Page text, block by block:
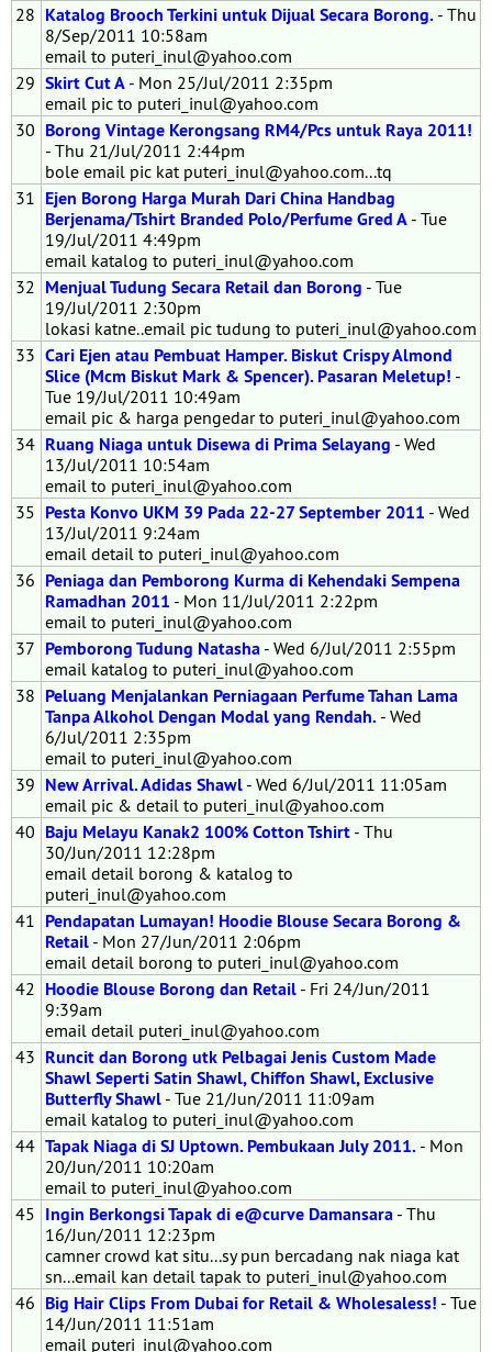
28 Katalog Brooch Terkini untuk Dijual Secara Borong. - Thu
8/Sep/2011 10:58am
email to puteri_inul@yahoo.com
29 Skirt Cut A - Mon 25/Jul/2011 2:35pm
email pic to puteri_inul@yahoo.com
30 Borong Vintage Kerongsang RM4/Pcs untuk Raya 2011!
- Thu 21/Jul/2011 2:44pm
bole email pic kat puteri_inul@yahoo.com...tq
31 Ejen Borong Harga Murah Dari China Handbag
Berjenama/Tshirt Branded Polo/Perfume Gred A - Tue
19/Jul/2011 4:49pm
email katalog to puteri_inul@yahoo.com
32 Menjual Tudung Secara Retail dan Borong - Tue
19/Jul/2011 2:30pm
lokasi katne..email pic tudung to puteri_inul@yahoo.com
33 Cari Ejen atau Pembuat Hamper. Biskut Crispy Almond
Slice (Mcm Biskut Mark & Spencer). Pasaran Meletup! -
Tue 19/Jul/2011 10:49am
email pic & harga pengedar to puteri_inul@yahoo.com
34 Ruang Niaga untuk Disewa di Prima Selayang - Wed
13/Jul/2011 10:54am
email to puteri_inul@yahoo.com
35 Pesta Konvo UKM 39 Pada 22-27 September 2011 - Wed
13/Jul/2011 9:24am
email detail to puteri_inul@yahoo.com
36 Peniaga dan Pemborong Kurma di Kehendaki Sempena
Ramadhan 2011 - Mon 11/Jul/2011 2:22pm
email to puteri_inul@yahoo.com
37 Pemborong Tudung Natasha - Wed 6/Jul/2011 2:55pm
email katalog to puteri_inul@yahoo.com
38 Peluang Menjalankan Perniagaan Perfume Tahan Lama
Tanpa Alkohol Dengan Modal yang Rendah. - Wed
6/Jul/2011 2:35pm
email to puteri_inul@yahoo.com
39 New Arrival. Adidas Shawl - Wed 6/Jul/2011 11:05am
email pic & detail to puteri_inul@yahoo.com
40 Baju Melayu Kanak2 100% Cotton Tshirt - Thu
30/Jun/2011 12:28pm
email detail borong & katalog to
puteri_inul@yahoo.com
41 Pendapatan Lumayan! Hoodie Blouse Secara Borong &
Retail - Mon 27/Jun/2011 2:06pm
email detail borong to puteri_inul@yahoo.com
42 Hoodie Blouse Borong dan Retail - Fri 24/Jun/2011
9:39am
email detail puteri_inul@yahoo.com
43 Runcit dan Borong utk Pelbagai Jenis Custom Made
Shawl Seperti Satin Shawl, Chiffon Shawl, Exclusive
Butterfly Shawl - Tue 21/Jun/2011 11:09am
email katalog to puteri_inul@yahoo.com
44 Tapak Niaga di SJ Uptown. Pembukaan July 2011. - Mon
20/Jun/2011 10:20am
email to puteri_inul@yahoo.com
45 Ingin Berkongsi Tapak di e@curve Damansara - Thu
16/Jun/2011 12:23pm
camner crowd kat situ...sy pun bercadang nak niaga kat
sn...email kan detail tapak to puteri_inul@yahoo.com
46 Big Hair Clips From Dubai for Retail & Wholesaless! - Tue
14/Jun/2011 11:51am
email puteri_inul@yahoo.com